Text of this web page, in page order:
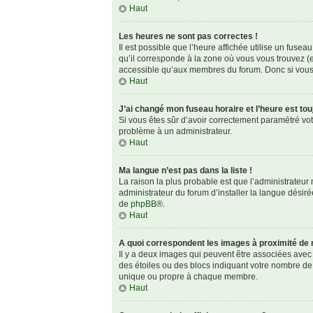
Haut
Les heures ne sont pas correctes !
Il est possible que l’heure affichée utilise un
qu’il corresponde à la zone où vous vous trouvez
accessible qu’aux membres du forum. Donc si
Haut
J’ai changé mon fuseau horaire et l’heure est
Si vous êtes sûr d’avoir correctement paramétré
problème à un administrateur.
Haut
Ma langue n’est pas dans la liste !
La raison la plus probable est que
administrateur du forum d’installer la langue
de phpBB®.
Haut
A quoi correspondent les images à proximité de
Il y a deux images qui peuvent être associées
des étoiles ou des blocs indiquant votre nombre
unique ou propre à chaque membre.
Haut